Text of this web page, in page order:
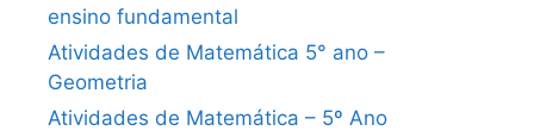
ensino fundamental
Atividades de Matemática 5° ano –
Geometria
Atividades de Matemática – 5º Ano